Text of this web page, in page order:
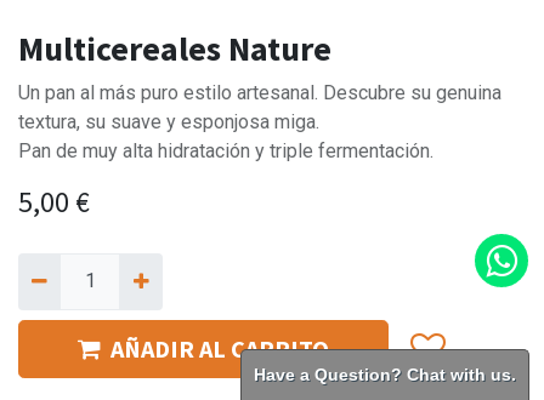
Multicereales Nature
Un pan al más puro estilo artesanal. Descubre su genuina
textura, su suave y esponjosa miga.
Pan de muy alta hidratación y triple fermentación.
5,00 €
AÑADIR AL CARRITO
Have a Question? Chat with us.